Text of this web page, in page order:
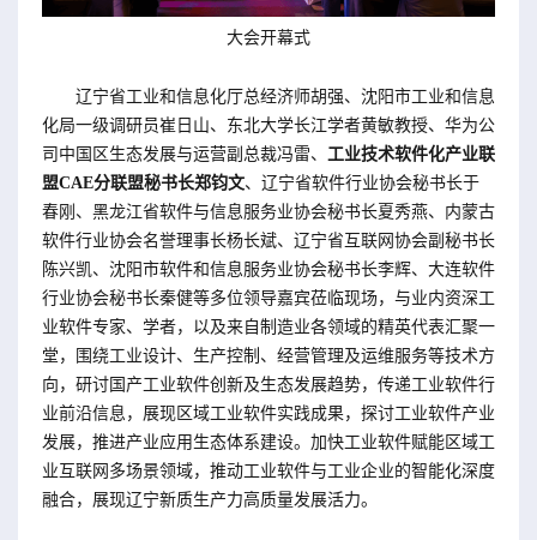
大会开幕式
辽宁省工业和信息化厅总经济师胡强、沈阳市工业和信息
化局一级调研员崔日山、东北大学长江学者黄敏教授、华为公
司中国区生态发展与运营副总裁冯雷、 工业技术软件化产业联
盟CAE分联盟秘书长郑钧文、辽宁省软件行业协会秘书长于
春刚、黑龙江省软件与信息服务业协会秘书长夏秀燕、内蒙古
软件行业协会名誉理事长杨长斌、辽宁省互联网协会副秘书长
陈兴凯、沈阳市软件和信息服务业协会秘书长李辉、大连软件
行业协会秘书长秦健等多位领导嘉宾莅临现场，与业内资深工
业软件专家、学者，以及来自制造业各领域的精英代表汇聚一
堂，围绕工业设计、生产控制、经营管理及运维服务等技术方
向，研讨国产工业软件创新及生态发展趋势，传递工业软件行
业前沿信息，展现区域工业软件实践成果，探讨工业软件产业
发展，推进产业应用生态体系建设。加快工业软件赋能区域工
业互联网多场景领域，推动工业软件与工业企业的智能化深度
融合，展现辽宁新质生产力高质量发展活力。